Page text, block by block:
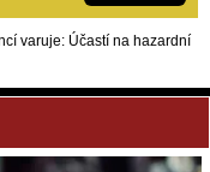
varuje: Účastí na hazardní